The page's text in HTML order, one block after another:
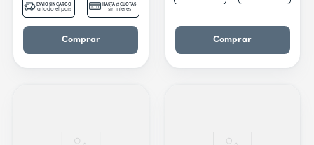
ENVÍO SIN CARGO
a todo el país
HASTA 12 CUOTAS
sin interés
Comprar Comprar